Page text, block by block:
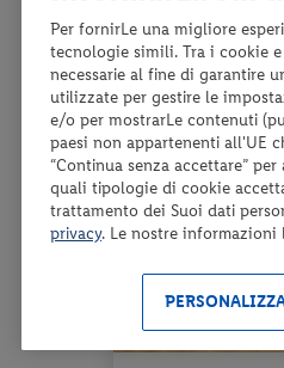
Check-in
dal 19/08/26
al 13/12/26
Per fornirLe una migliore
tecnologie simili. Tra i cookie
necessarie al fine di garantire
utilizzate per gestire le
e/o per mostrarLe contenuti
paesi non appartenenti all'UE
“Continua senza accettare”
quali tipologie di cookie
trattamento dei Suoi dati
privacy. Le nostre